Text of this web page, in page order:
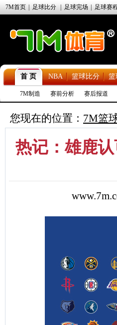
7M首页 足球比分 足球完场 足球赛
首 页 NBA 篮球比分 篮
7M制造 赛前分析 赛后报道
您现在的位置： 7M篮
热记：雄鹿